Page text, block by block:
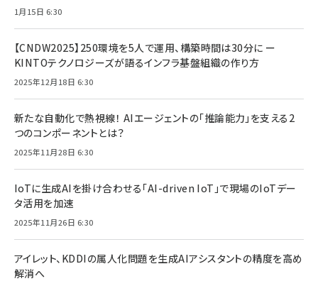
1月15日 6:30
【CNDW2025】250環境を5人で運用、構築時間は30分に ー
KINTOテクノロジーズが語るインフラ基盤組織の作り方
2025年12月18日 6:30
新たな自動化で熱視線！ AIエージェントの「推論能力」を支える2
つのコンポーネントとは？
2025年11月28日 6:30
IoTに生成AIを掛け合わせる「AI-driven IoT」で現場のIoTデー
タ活用を加速
2025年11月26日 6:30
アイレット、KDDIの属人化問題を生成AIアシスタントの精度を高め
解消へ